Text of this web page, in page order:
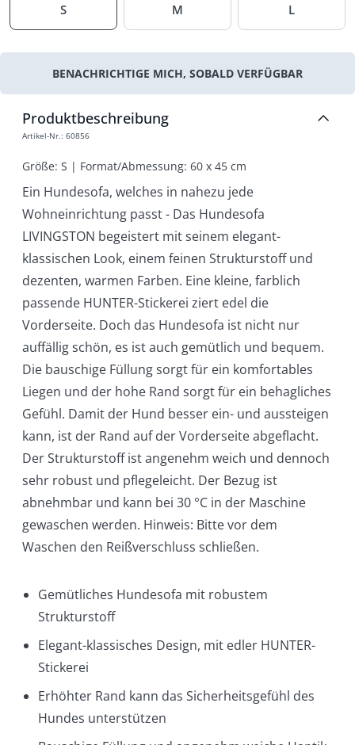
S M L
BENACHRICHTIGE MICH, SOBALD VERFÜGBAR
Produktbeschreibung
Artikel-Nr.: 60856
Größe: S | Format/Abmessung: 60 x 45 cm
Ein Hundesofa, welches in nahezu jede
Wohneinrichtung passt - Das Hundesofa
LIVINGSTON begeistert mit seinem elegant-
klassischen Look, einem feinen Strukturstoff und
dezenten, warmen Farben. Eine kleine, farblich
passende HUNTER-Stickerei ziert edel die
Vorderseite. Doch das Hundesofa ist nicht nur
auffällig schön, es ist auch gemütlich und bequem.
Die bauschige Füllung sorgt für ein komfortables
Liegen und der hohe Rand sorgt für ein behagliches
Gefühl. Damit der Hund besser ein- und aussteigen
kann, ist der Rand auf der Vorderseite abgeflacht.
Der Strukturstoff ist angenehm weich und dennoch
sehr robust und pflegeleicht. Der Bezug ist
abnehmbar und kann bei 30 °C in der Maschine
gewaschen werden. Hinweis: Bitte vor dem
Waschen den Reißverschluss schließen.
Gemütliches Hundesofa mit robustem
Strukturstoff
Elegant-klassisches Design, mit edler HUNTER-
Stickerei
Erhöhter Rand kann das Sicherheitsgefühl des
Hundes unterstützen